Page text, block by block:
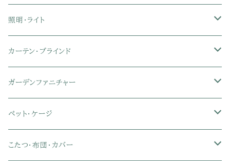
マットレス
セミシングル
シングル
セミシングル
シングル
セミダブル
ダブル
シングル
セミダブル
ダブル
クイーン
キング
スチール脚ダイニング
ツインデスク
デスクセット
サイドワゴン・チェスト
木製デスク
ガラスデスク
メッシュオフィスチェア
学習椅子
ファブリックチェア
革・レザー・合皮チェア
スチール脚チェア
木脚チェア
オフィス雑貨
オフィス家電
洗濯カゴ・ワゴン
物干しスタンド
トイレ用品
トイレットペーパーホルダー
バス用品・バスマット
食器・食器スタンド
キャニスター・ディスペンサー
コーヒーサーバー
エコバッグ
玄関小物・傘
絵本ラック・本棚
ラック・ランドセルラック
おもちゃ・キッズ収納
学習机・学習椅子
チェア・ベビーチェア・ソファ
照明・ライト
シーリングライト
シーリングファンライト
ペンダントライト
スポットライト
カーテン・ブラインド
ドレープカーテン
レースカーテン
カーテンセット
ガーデンファニチャー
ガーデンフェンス・アーチ
ガーデンテーブル・チェア・ベンチ
ペット・ケージ
ケージ
こたつ・布団・カバー